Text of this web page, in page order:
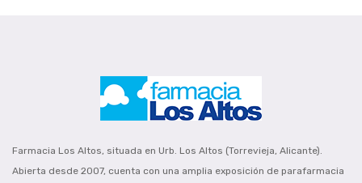
Farmacia Los Altos, situada en Urb. Los Altos (Torrevieja, Alicante).
Abierta desde 2007, cuenta con una amplia exposición de parafarmacia